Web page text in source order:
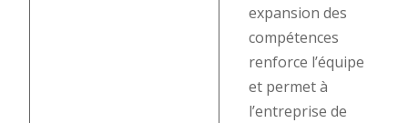
expansion des
compétences
renforce l’équipe
et permet à
l’entreprise de